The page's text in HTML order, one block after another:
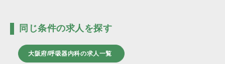
同じ条件の求人を探す
大阪府/呼吸器内科の求人一覧